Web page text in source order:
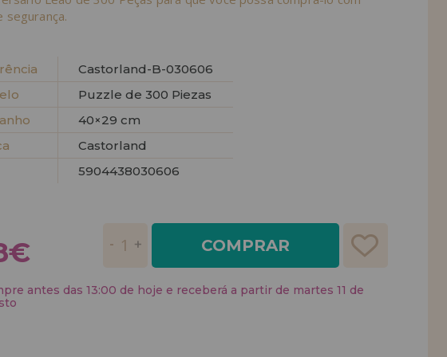
segurança.
Castorland-B-030606
Puzzle de 300 Piezas
40×29 cm
Castorland
5904438030606
COMPRAR
antes das 13:00 de hoje e receberá a partir de martes 11 de